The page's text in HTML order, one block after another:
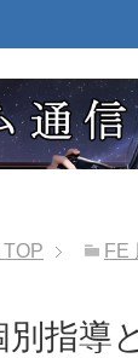
TOP FE
別指導